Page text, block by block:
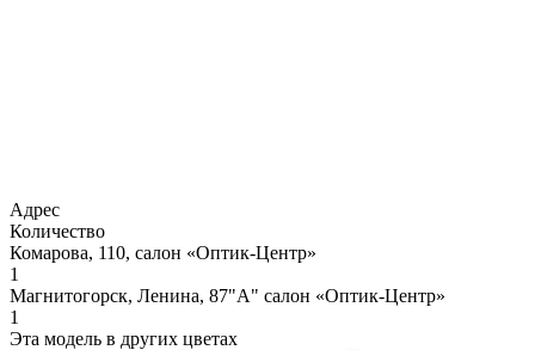
Адрес
Количество
Комарова, 110, салон «Оптик-Центр»
1
Магнитогорск, Ленина, 87"А" салон «Оптик-Центр»
1
Эта модель в других цветах